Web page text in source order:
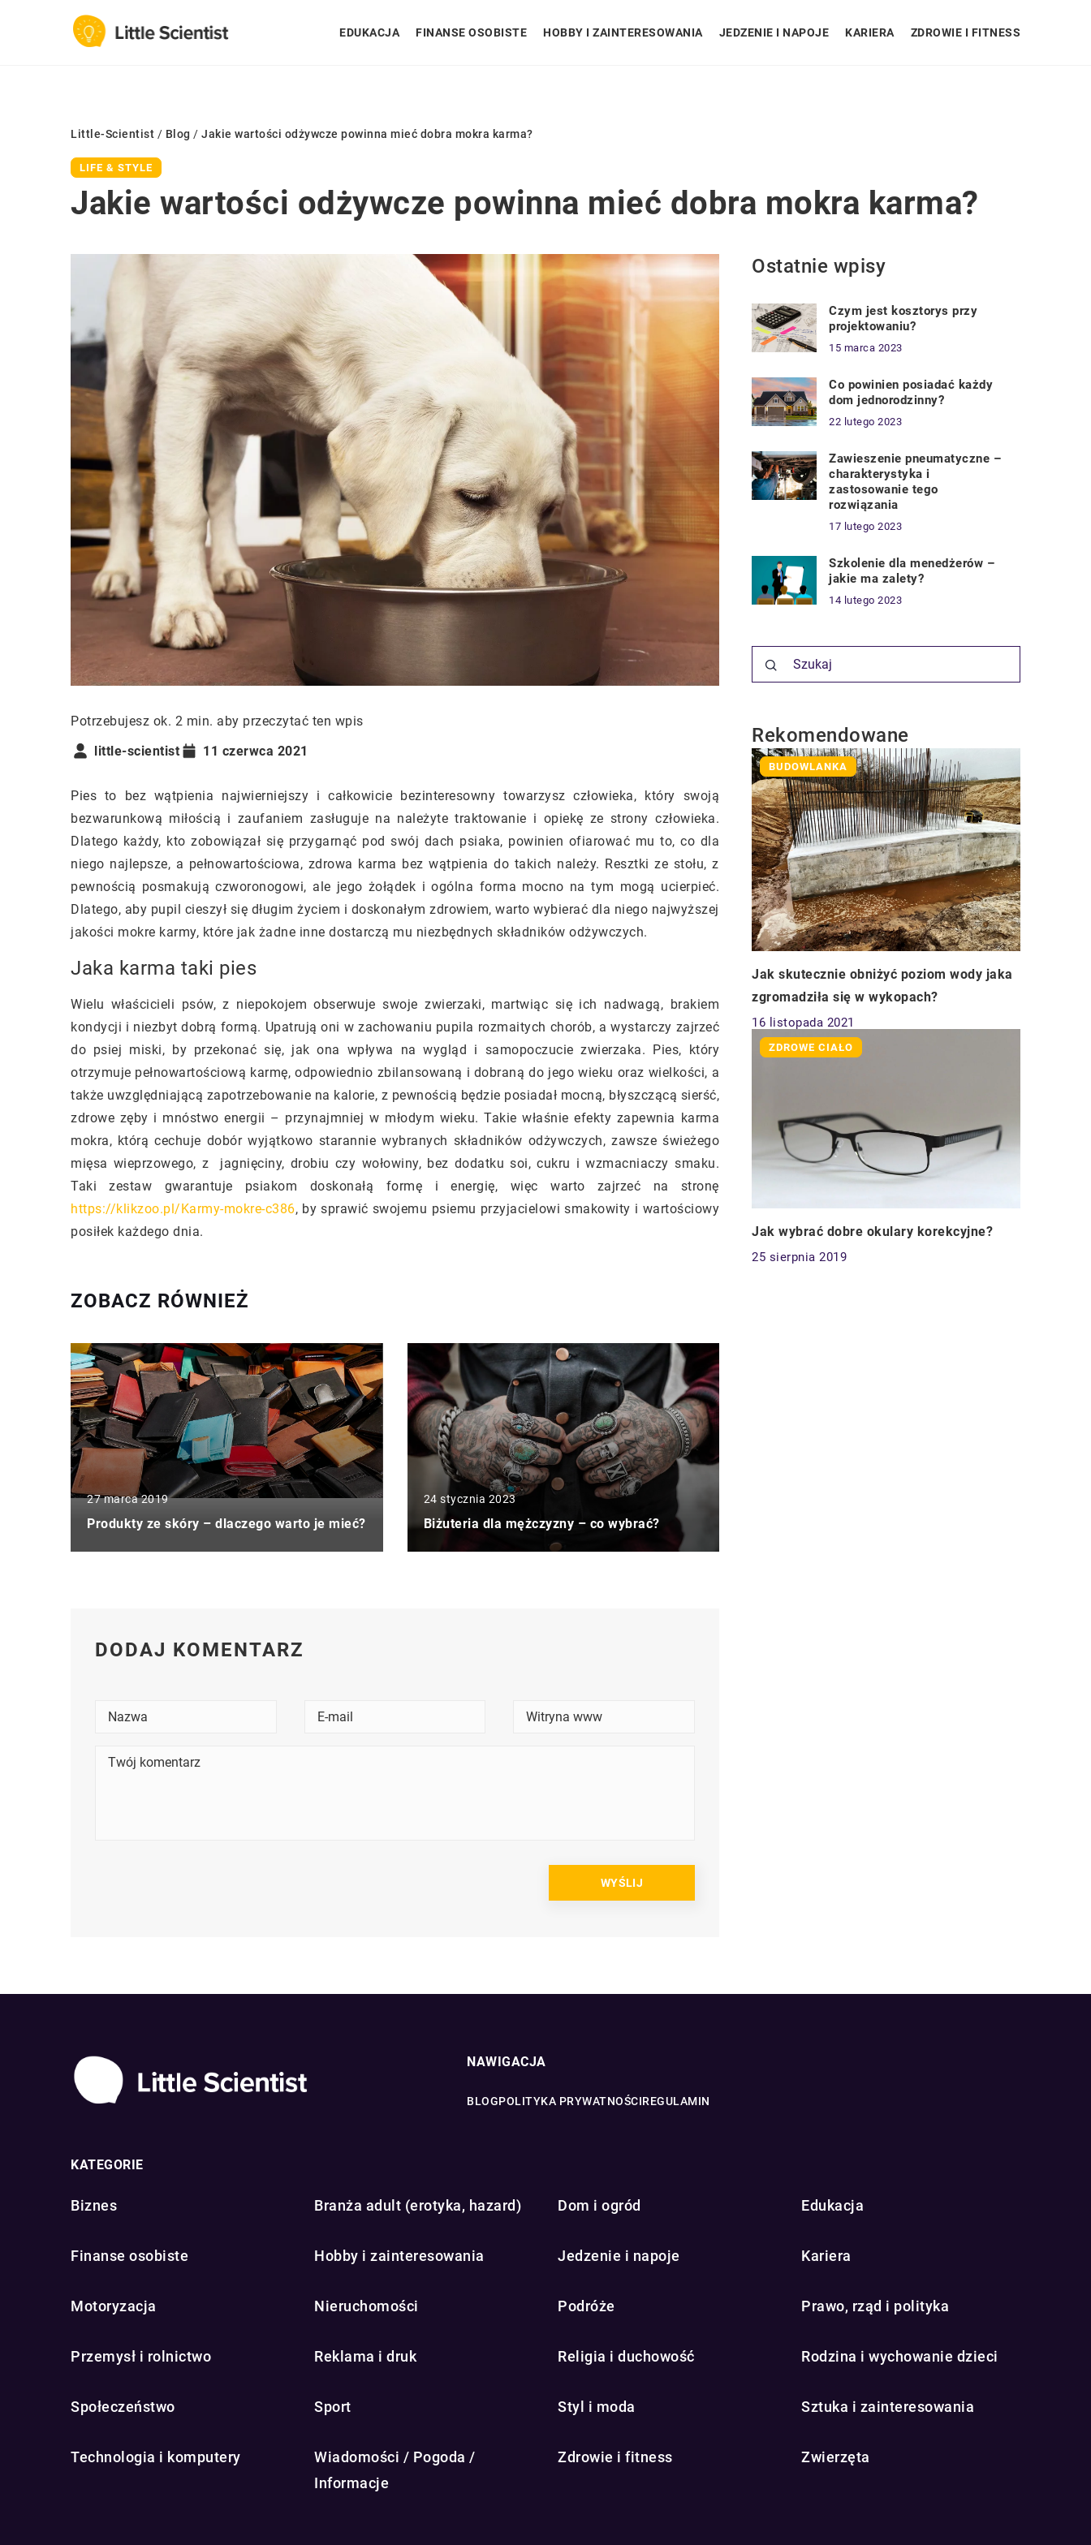
EDUKACJA FINANSE OSOBISTE HOBBY I ZAINTERESOWANIA JEDZENIE I NAPOJE KARIERA ZDROWIE I FITNESS
Little-Scientist / Blog / Jakie wartości odżywcze powinna mieć dobra mokra karma?
LIFE & STYLE
Jakie wartości odżywcze powinna mieć dobra mokra karma?
Potrzebujesz ok. 2 min. aby przeczytać ten wpis
little-scientist
11 czerwca 2021
Pies to bez wątpienia najwierniejszy i całkowicie bezinteresowny towarzysz człowieka, który swoją
bezwarunkową miłością i zaufaniem zasługuje na należyte traktowanie i opiekę ze strony człowieka.
Dlatego każdy, kto zobowiązał się przygarnąć pod swój dach psiaka, powinien ofiarować mu to, co dla
niego najlepsze, a pełnowartościowa, zdrowa karma bez wątpienia do takich należy. Resztki ze stołu, z
pewnością posmakują czworonogowi, ale jego żołądek i ogólna forma mocno na tym mogą ucierpieć.
Dlatego, aby pupil cieszył się długim życiem i doskonałym zdrowiem, warto wybierać dla niego najwyższej
jakości mokre karmy, które jak żadne inne dostarczą mu niezbędnych składników odżywczych.
Jaka karma taki pies
Wielu właścicieli psów, z niepokojem obserwuje swoje zwierzaki, martwiąc się ich nadwagą, brakiem
kondycji i niezbyt dobrą formą. Upatrują oni w zachowaniu pupila rozmaitych chorób, a wystarczy zajrzeć
do psiej miski, by przekonać się, jak ona wpływa na wygląd i samopoczucie zwierzaka. Pies, który
otrzymuje pełnowartościową karmę, odpowiednio zbilansowaną i dobraną do jego wieku oraz wielkości, a
także uwzględniającą zapotrzebowanie na kalorie, z pewnością będzie posiadał mocną, błyszczącą sierść,
zdrowe zęby i mnóstwo energii – przynajmniej w młodym wieku. Takie właśnie efekty zapewnia karma
mokra, którą cechuje dobór wyjątkowo starannie wybranych składników odżywczych, zawsze świeżego
mięsa wieprzowego, z jagnięciny, drobiu czy wołowiny, bez dodatku soi, cukru i wzmacniaczy smaku.
Taki zestaw gwarantuje psiakom doskonałą formę i energię, więc warto zajrzeć na stronę
https://klikzoo.pl/Karmy-mokre-c386, by sprawić swojemu psiemu przyjacielowi smakowity i wartościowy
posiłek każdego dnia.
ZOBACZ RÓWNIEŻ
27 marca 2019
Produkty ze skóry – dlaczego warto je mieć?
24 stycznia 2023
Biżuteria dla mężczyzny – co wybrać?
Ostatnie wpisy
Czym jest kosztorys przy
projektowaniu?
15 marca 2023
Co powinien posiadać każdy
dom jednorodzinny?
22 lutego 2023
Zawieszenie pneumatyczne –
charakterystyka i
zastosowanie tego
rozwiązania
17 lutego 2023
Szkolenie dla menedżerów –
jakie ma zalety?
14 lutego 2023
Rekomendowane
BUDOWLANKA
Jak skutecznie obniżyć poziom wody jaka
zgromadziła się w wykopach?
16 listopada 2021
ZDROWE CIAŁO
Jak wybrać dobre okulary korekcyjne?
25 sierpnia 2019
DODAJ KOMENTARZ
NAWIGACJA
BLOGPOLITYKA PRYWATNOŚCIREGULAMIN
KATEGORIE
Biznes Branża adult (erotyka, hazard) Dom i ogród Edukacja
Finanse osobiste Hobby i zainteresowania Jedzenie i napoje Kariera
Motoryzacja Nieruchomości Podróże Prawo, rząd i polityka
Przemysł i rolnictwo Reklama i druk Religia i duchowość Rodzina i wychowanie dzieci
Społeczeństwo Sport Styl i moda Sztuka i zainteresowania
Technologia i komputery
Wiadomości / Pogoda /
Informacje
Zdrowie i fitness Zwierzęta